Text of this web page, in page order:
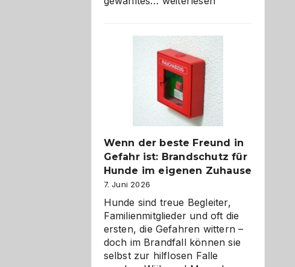
Kita
bewusst
und
herzlich
gestalten
Wenn der beste Freund in
Gefahr ist: Brandschutz für
Hunde im eigenen Zuhause
7. Juni 2026
Hunde sind treue Begleiter,
Familienmitglieder und oft die
ersten, die Gefahren wittern –
doch im Brandfall können sie
selbst zur hilflosen Falle